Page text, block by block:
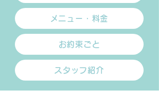
メニュー・料金
お約束ごと
スタッフ紹介